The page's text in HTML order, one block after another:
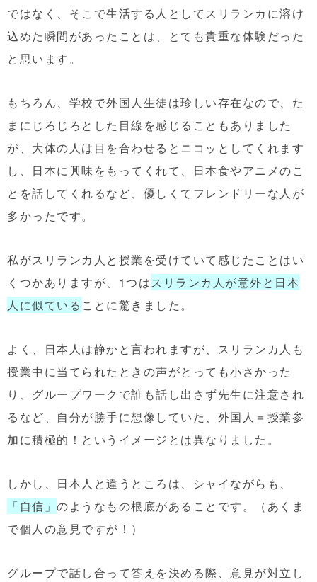
ではなく、そこで生活する人としてスリランカに溶け
込めた瞬間があったことは、とても貴重な体験だった
と思います。
もちろん、学校で外国人生徒は珍しい存在なので、た
まにじろじろとした目線を感じることもありました
が、大体の人は目を合わせるとニコッとしてくれます
し、日本に興味をもってくれて、日本食やアニメのこ
とを話してくれるなど、優しくてフレンドリーな人が
多かったです。
私がスリランカ人と授業を受けていて感じたことはい
くつかありますが、1つはスリランカ人が意外と日本
人に似ている ことに驚きました。
よく、日本人は静かと言われますが、スリランカ人も
授業中に当てられたときの声がとっても小さかった
り、グループワークで誰も話し出さず先生に注意され
るなど、自分が勝手に想像していた、外国人＝授業参
加に積極的！というイメージとは異なりました。
しかし、日本人と違うところは、シャイながらも、
「自信」 のようなもの根底があることです。（あくま
で個人の意見ですが！）
グループで話し合って答えを決める際、意見が対立し